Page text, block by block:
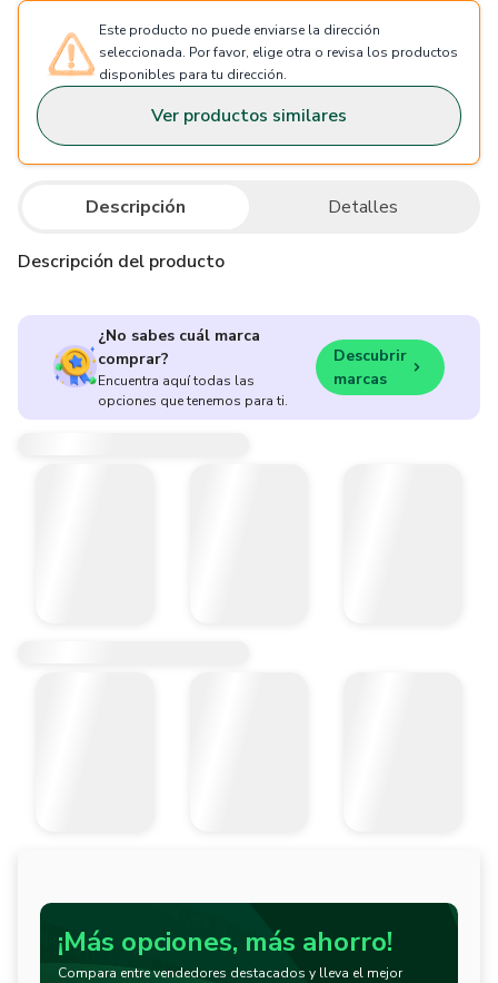
Este producto no puede enviarse la dirección
seleccionada. Por favor, elige otra o revisa los productos
disponibles para tu dirección.
Ver productos similares
Descripción Detalles
Descripción del producto
¿No sabes cuál marca
comprar?
Encuentra aquí todas las
opciones que tenemos para ti.
Descubrir
marcas
¡Más opciones, más ahorro!
Compara entre vendedores destacados y lleva el mejor